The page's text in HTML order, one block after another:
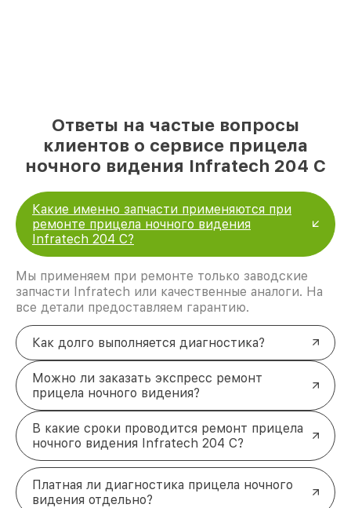
Ответы на частые вопросы
клиентов о сервисе прицела
ночного видения Infratech 204 С
Какие именно запчасти применяются при
ремонте прицела ночного видения
Infratech 204 С?
Мы применяем при ремонте только заводские
запчасти Infratech или качественные аналоги. На
все детали предоставляем гарантию.
Как долго выполняется диагностика?
Можно ли заказать экспресс ремонт
прицела ночного видения?
В какие сроки проводится ремонт прицела
ночного видения Infratech 204 С?
Платная ли диагностика прицела ночного
видения отдельно?